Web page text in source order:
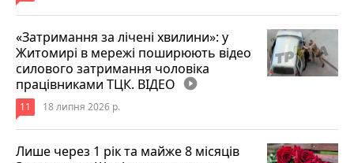
«Затримання за лічені хвилини»: у
Житомирі в мережі поширюють відео
силового затримання чоловіка
працівниками ТЦК. ВІДЕО play_circle_filled
11 18 липня 2026 р.
Лише через 1 рік та майже 8 місяців